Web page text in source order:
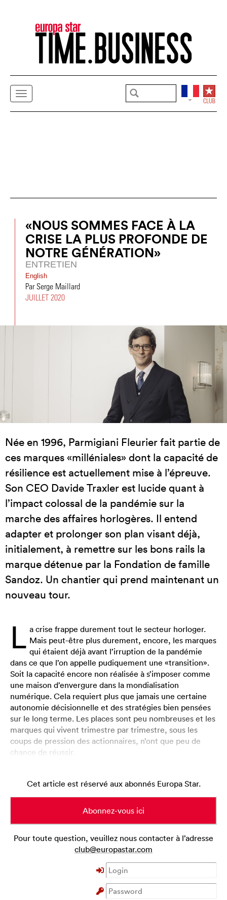
«NOUS SOMMES FACE À LA
CRISE LA PLUS PROFONDE DE
NOTRE GÉNÉRATION»
ENTRETIEN
English
Par Serge Maillard
JUILLET 2020
Née en 1996, Parmigiani Fleurier fait partie de
ces marques «milléniales» dont la capacité de
résilience est actuellement mise à l’épreuve.
Son CEO Davide Traxler est lucide quant à
l’impact colossal de la pandémie sur la
marche des affaires horlogères. Il entend
adapter et prolonger son plan visant déjà,
initialement, à remettre sur les bons rails la
marque détenue par la Fondation de famille
Sandoz. Un chantier qui prend maintenant un
nouveau tour.
L a crise frappe durement tout le secteur horloger.
Mais peut-être plus durement, encore, les marques
qui étaient déjà avant l’irruption de la pandémie
dans ce que l’on appelle pudiquement une «transition».
Soit la capacité encore non réalisée à s’imposer comme
une maison d’envergure dans la mondialisation
numérique. Cela requiert plus que jamais une certaine
autonomie décisionnelle et des stratégies bien pensées
sur le long terme. Les places sont peu nombreuses et les
marques qui vivent trimestre par trimestre, sous les
coups de pression des actionnaires, n’ont que peu de
chance de réussir.